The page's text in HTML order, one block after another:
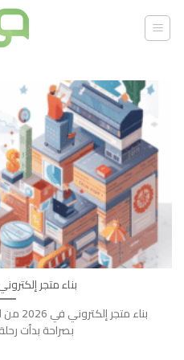
تخطي
للمحتوى
بناء متجر إلكتروني
بناء
بصراحة بدأت